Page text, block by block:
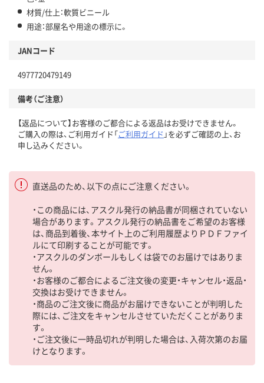
材質/仕上：軟質ビニール
用途：部屋名や用途の標示に。
JANコード
4977720479149
備考（ご注意）
【返品について】お客様のご都合による返品はお受けできません。
ご購入の際は、ご利用ガイド「ご利用ガイド 」を必ずご確認の上、お
申し込みください。
直送品のため、以下の点にご注意ください。
・この商品には、アスクル発行の納品書が同梱されていない
場合があります。アスクル発行の納品書をご希望のお客様
は、商品到着後、本サイト上のご利用履歴よりＰＤＦファイ
ルにて印刷することが可能です。
・アスクルのダンボールもしくは袋でのお届けではありま
せん。
・お客様のご都合によるご注文後の変更・キャンセル・返品・
交換はお受けできません。
・商品のご注文後に商品がお届けできないことが判明した
際には、ご注文をキャンセルさせていただくことがありま
す。
・ご注文後に一時品切れが判明した場合は、入荷次第のお届
けとなります。